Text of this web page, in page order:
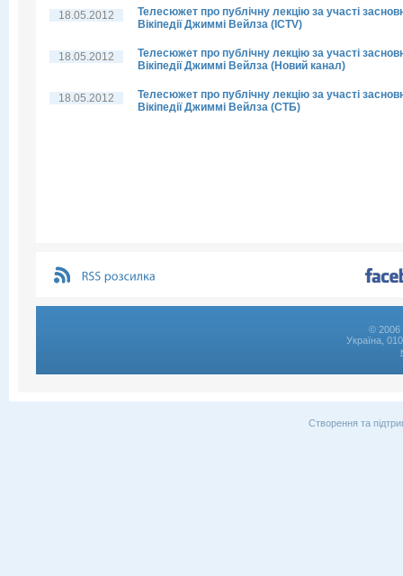
18.05.2012
Телесюжет про публічну лекцію за участі
Вікіпедії Джиммі Вейлза (ICTV)
18.05.2012
Телесюжет про публічну лекцію за участі
Вікіпедії Джиммі Вейлза (Новий канал)
18.05.2012
Телесюжет про публічну лекцію за участі
Вікіпедії Джиммі Вейлза (СТБ)
© 2006
Україна,
Створення та